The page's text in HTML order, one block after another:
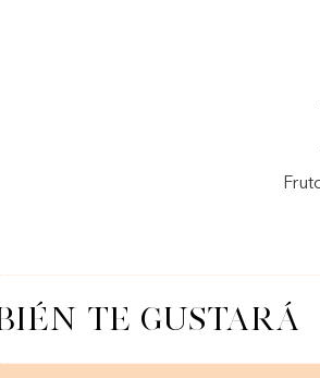
TE GUSTARÁ